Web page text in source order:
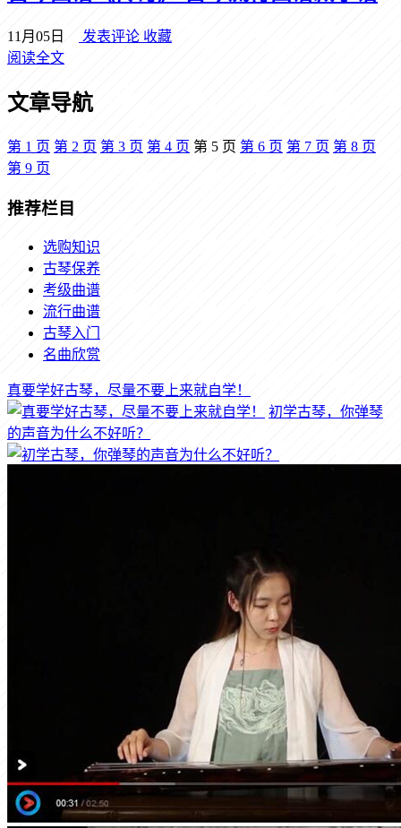
11月05日 发表评论 收藏
阅读全文
文章导航
第 1 页 第 2 页 第 3 页 第 4 页 第 5 页 第 6 页 第 7 页 第 8 页
第 9 页
推荐栏目
选购知识
古琴保养
考级曲谱
流行曲谱
古琴入门
名曲欣赏
真要学好古琴，尽量不要上来就自学！
初学古琴，你弹琴
的声音为什么不好听？